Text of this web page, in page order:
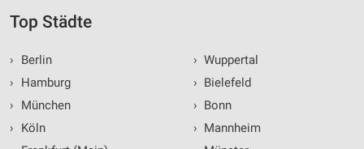
Top Städte
›
Berlin
›
Hamburg
›
München
›
Köln
› Wuppertal
› Bielefeld
› Bonn
› Mannheim
Analyse von Zielgruppen durch Statistiken oder
Kombinationen von Daten aus verschiedenen
Verwendung reduzierter Daten zur Auswahl von
Inhalten